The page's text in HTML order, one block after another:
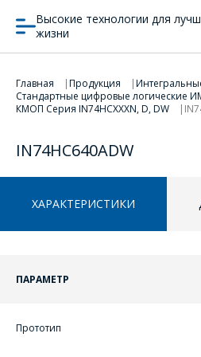
Высокие технологии для
жизни
Главная Продукция
Стандартные цифровые логические
КМОП Серия IN74HCXXXN, D, DW
IN74HC640ADW
ХАРАКТЕРИСТИКИ
ПАРАМЕТР
Прототип
ПЕРЕЙТИ В КОРЗИНУ
ПЕРЕЙТИ В КОРЗИНУ
ОФОРМИТЬ